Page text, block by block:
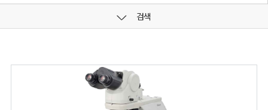
검색